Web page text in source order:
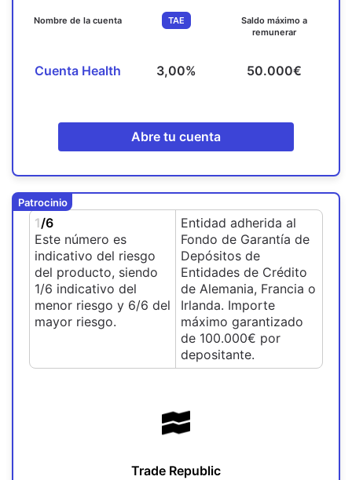
Nombre de la cuenta
Cuenta Health
TAE
3,00%
Saldo máximo a
remunerar
50.000€
Abre tu cuenta
Patrocinio
1/6
Este número es
indicativo del riesgo
del producto, siendo
1/6 indicativo del
menor riesgo y 6/6 del
mayor riesgo.
Entidad adherida al
Fondo de Garantía de
Depósitos de
Entidades de Crédito
de Alemania, Francia o
Irlanda. Importe
máximo garantizado
de 100.000€ por
depositante.
Trade Republic